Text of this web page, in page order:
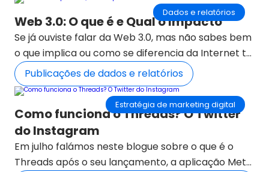
Dados e relatórios
Web 3.0: O que é e Qual o Impacto
Se já ouviste falar da Web 3.0, mas não sabes bem
o que implica ou como se diferencia da Internet tal
como a conhecemos hoje, este artigo é do teu
interesse. Como referimos em META: a próxima
era da Internet, qualquer empresa e/ou marca
que não queira ficar para trás tem de estar
actualizada com a tecnologia web 3.0.
Publicações de dados e relatórios
Estratégia de marketing digital
Como funciona o Threads? O Twitter
do Instagram
Em julho falámos neste blogue sobre o que é o
Threads após o seu lançamento, a aplicação Meta